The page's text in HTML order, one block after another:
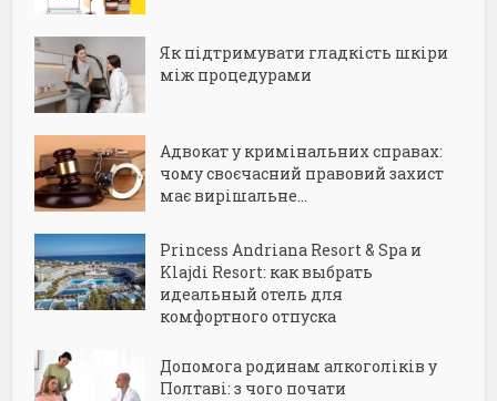
Як підтримувати гладкість шкіри
між процедурами
Адвокат у кримінальних справах:
чому своєчасний правовий захист
має вирішальне...
Princess Andriana Resort & Spa и
Klajdi Resort: как выбрать
идеальный отель для
комфортного отпуска
Допомога родинам алкоголіків у
Полтаві: з чого почати